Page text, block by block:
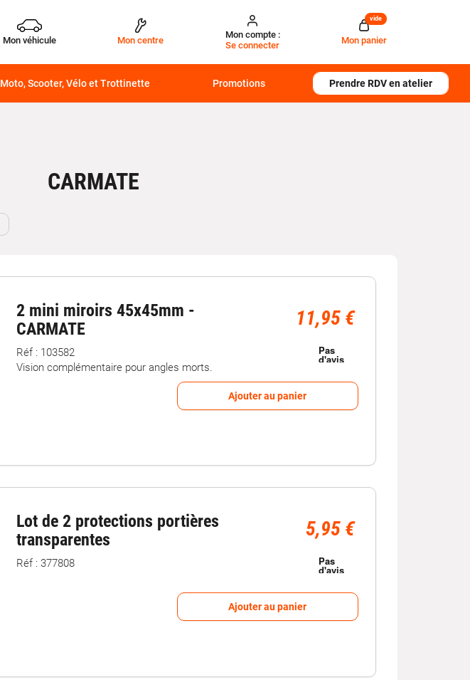
Mon véhicule Mon centre
Mon compte :
Se connecter
Mon panier
vide
Moto, Scooter, Vélo et Trottinette Promotions Prendre RDV en atelier
CARMATE
2 mini miroirs 45x45mm -
CARMATE
11,95 €
Réf : 103582
Vision complémentaire pour angles morts.
Ajouter au panier
Lot de 2 protections portières
transparentes
5,95 €
Réf : 377808
Ajouter au panier